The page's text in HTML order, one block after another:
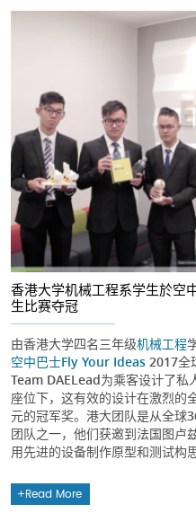
香港大学机械工程系学生於空
生比赛夺冠
由香港大学四名三年级机械工程
空中巴士Fly Your Ideas 2017全
Team DAELead为乘客设计了私
座位下，这有效的设计在激烈的
元的冠军奖。港大团队是从全球
团队之一，他们获邀到法国图
用先进的设备制作原型和测试构
Read More